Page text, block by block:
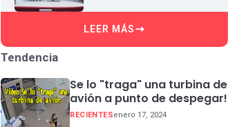
LEER MÁS
Tendencia
Se lo "traga" una turbina de
avión a punto de despegar!
RECIENTESenero 17, 2024